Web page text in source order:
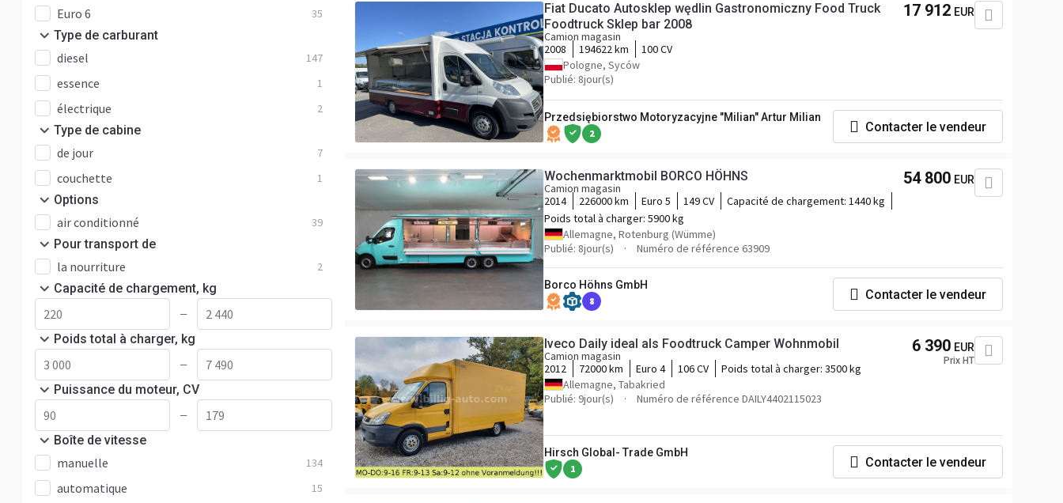
Euro 6 35
Type de carburant
diesel 147
essence 1
électrique 2
Type de cabine
de jour 7
couchette 1
Options
air conditionné 39
Pour transport de
la nourriture 2
Capacité de chargement, kg
—
Poids total à charger, kg
—
Puissance du moteur, CV
—
Boîte de vitesse
manuelle 134
automatique 15
Fiat Ducato Autosklep wędlin Gastronomiczny Food Truck
Foodtruck Sklep bar 2008
Camion magasin
2008
194622 km
100 CV
Pologne, Syców
Publié: 8jour(s)
17 912 EUR
Przedsiębiorstwo Motoryzacyjne "Milian" Artur Milian
2 Contacter le vendeur
Wochenmarktmobil BORCO HÖHNS
Camion magasin
2014
226000 km Euro 5 149 CV Capacité de chargement: 1440 kg
Poids total à charger: 5900 kg
Allemagne, Rotenburg (Wümme)
Publié: 8jour(s)
Numéro de référence 63909
54 800 EUR
Borco Höhns GmbH
8 Contacter le vendeur
Iveco Daily ideal als Foodtruck Camper Wohnmobil
Camion magasin
2012
72000 km Euro 4 106 CV Poids total à charger: 3500 kg
Allemagne, Tabakried
Publié: 9jour(s)
Numéro de référence DAILY4402115023
6 390 EUR
Prix HT
Hirsch Global- Trade GmbH
1 Contacter le vendeur